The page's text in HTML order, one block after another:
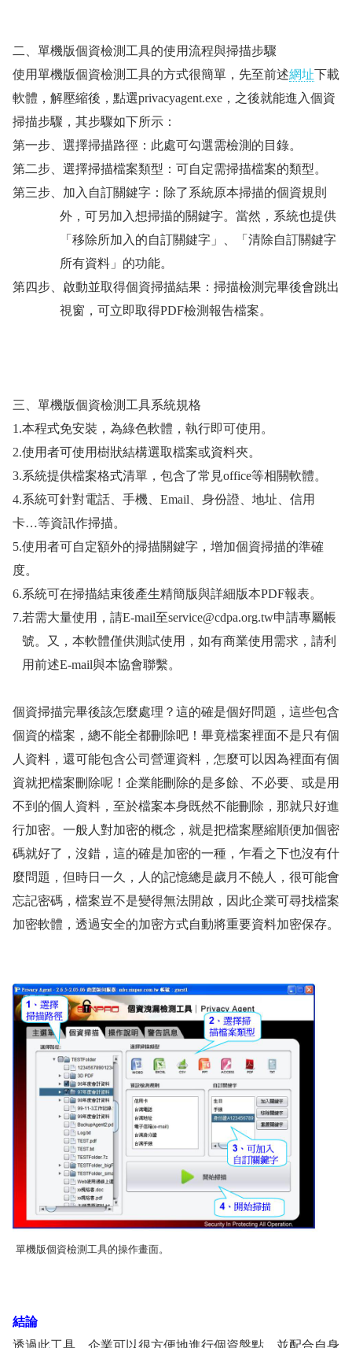
二、 單機版個資檢測工具的使用流程與掃描步驟
使用單機版個資檢測工具的方式很簡單，先至前述網址下載
軟體，解壓縮後，點選privacyagent.exe，之後就能進入個資
掃描步驟，其步驟如下所示：
第一步、選擇掃描路徑：此處可勾選需檢測的目錄。
第二步、選擇掃描檔案類型：可自定需掃描檔案的類型。
第三步、加入自訂關鍵字：除了系統原本掃描的個資規則
外，可另加入想掃描的關鍵字。當然，系統也提供
「移除所加入的自訂關鍵字」、「清除自訂關鍵字
所有資料」的功能。
第四步、啟動並取得個資掃描結果：掃描檢測完畢後會跳出
視窗，可立即取得PDF檢測報告檔案。
三、 單機版個資檢測工具系統規格
1.本程式免安裝，為綠色軟體，執行即可使用。
2.使用者可使用樹狀結構選取檔案或資料夾。
3.系統提供檔案格式清單，包含了常見office等相關軟體。
4.系統可針對電話、手機、 Email 、身份證、地址、信用
卡…等資訊作掃描。
5.使用者可自定額外的掃描關鍵字，增加個資掃描的準確
度。
6.系統可在掃描結束後產生精簡版與詳細版本PDF報表。
7.若需大量使用，請E-mail至service@cdpa.org.tw申請專屬帳
號。又，本軟體僅供測試使用，如有商業使用需求，請利
用前述E-mail與本協會聯繫。
個資掃描完畢後該怎麼處理？這的確是個好問題，這些包含
個資的檔案，總不能全都刪除吧！畢竟檔案裡面不是只有個
人資料，還可能包含公司營運資料，怎麼可以因為裡面有個
資就把檔案刪除呢！企業能刪除的是多餘、不必要、或是用
不到的個人資料，至於檔案本身既然不能刪除，那就只好進
行加密。一般人對加密的概念，就是把檔案壓縮順便加個密
碼就好了，沒錯，這的確是加密的一種，乍看之下也沒有什
麼問題，但時日一久，人的記憶總是歲月不饒人，很可能會
忘記密碼，檔案豈不是變得無法開啟，因此企業可尋找檔案
加密軟體，透過安全的加密方式自動將重要資料加密保存。
單機版個資檢測工具的操作畫面。
結論
透過此工具，企業可以很方便地進行個資盤點，並配合自身